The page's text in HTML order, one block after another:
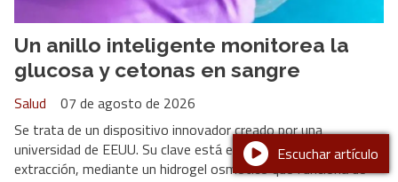
Un anillo inteligente monitorea la
glucosa y cetonas en sangre
Salud
07 de agosto de 2026
Se trata de un dispositivo innovador creado por una
universidad de EEUU. Su clave está en su método de
extracción, mediante un hidrogel osmótico que funciona de
Escuchar artículo